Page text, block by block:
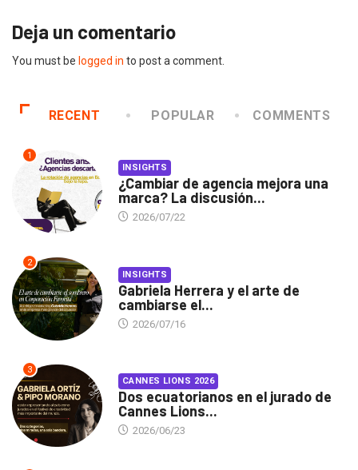
Deja un comentario
You must be logged in to post a comment.
RECENT POPULAR COMMENTS
1
INSIGHTS
¿Cambiar de agencia mejora una
marca? La discusión...
2026/07/22
2
INSIGHTS
Gabriela Herrera y el arte de
cambiarse el...
2026/07/16
3
CANNES LIONS 2026
Dos ecuatorianos en el jurado de
Cannes Lions...
2026/06/23